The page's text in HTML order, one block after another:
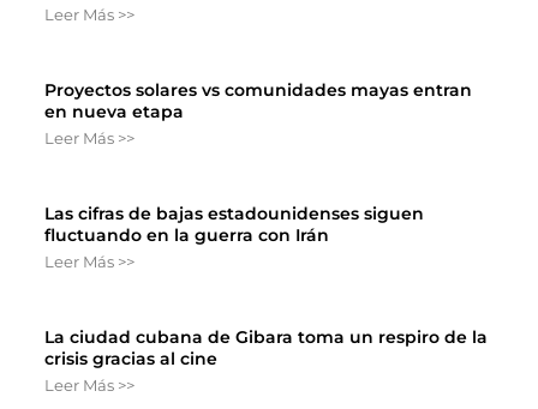
Leer Más >>
Proyectos solares vs comunidades mayas entran
en nueva etapa
Leer Más >>
Las cifras de bajas estadounidenses siguen
fluctuando en la guerra con Irán
Leer Más >>
La ciudad cubana de Gibara toma un respiro de la
crisis gracias al cine
Leer Más >>